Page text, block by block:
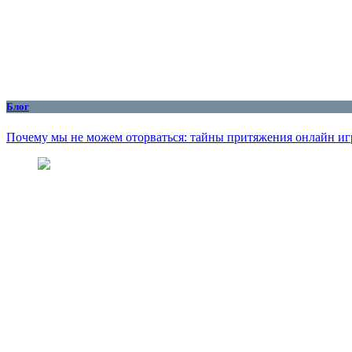
Блог
Почему мы не можем оторваться: тайны притяжения онлайн